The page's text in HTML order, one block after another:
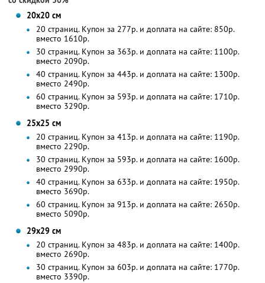
20х20 см
20 страниц. Купон за 277р. и доплата на сайте: 850р.
вместо 1610р.
30 страниц. Купон за 363р. и доплата на сайте: 1100р.
вместо 2090р.
40 страниц. Купон за 443р. и доплата на сайте: 1300р.
вместо 2490р.
60 страниц. Купон за 593р. и доплата на сайте: 1710р.
вместо 3290р.
25х25 см
20 страниц. Купон за 413р. и доплата на сайте: 1190р.
вместо 2290р.
30 страниц. Купон за 593р. и доплата на сайте: 1600р.
вместо 2990р.
40 страниц. Купон за 633р. и доплата на сайте: 1950р.
вместо 3690р.
60 страниц. Купон за 913р. и доплата на сайте: 2650р.
вместо 5090р.
29х29 см
20 страниц. Купон за 483р. и доплата на сайте: 1400р.
вместо 2690р.
30 страниц. Купон за 603р. и доплата на сайте: 1770р.
вместо 3390р.